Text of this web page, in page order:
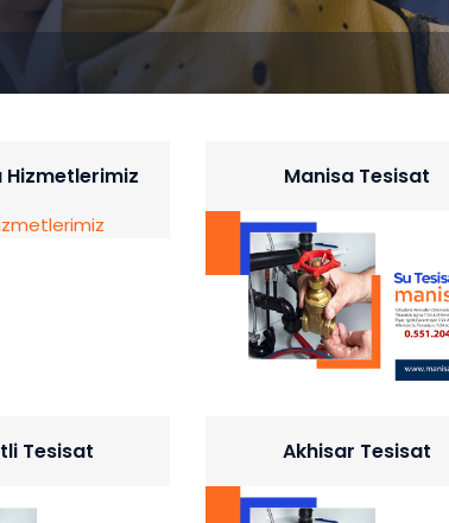
Hizmetlerimiz Manisa Tesisat
Tesisat Akhisar Tesisat